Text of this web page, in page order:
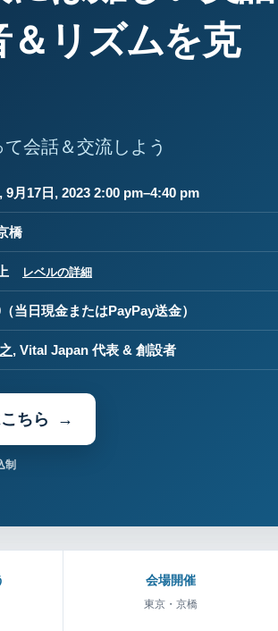
＆リズムを克
会話＆交流しよう
9月17日, 2023 2:00 pm–4:40 pm
橋
レベルの詳細
（当日現金またはPayPay送金）
, Vital Japan 代表 & 創設者
ちら
制
会場開催
東京・京橋